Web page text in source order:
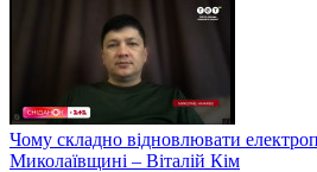
Чому складно відновлювати
Миколаївщині – Віталій Кім